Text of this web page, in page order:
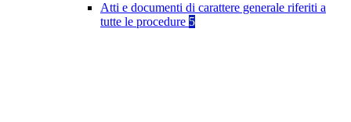
Atti e documenti di carattere generale riferiti a
tutte le procedure 5